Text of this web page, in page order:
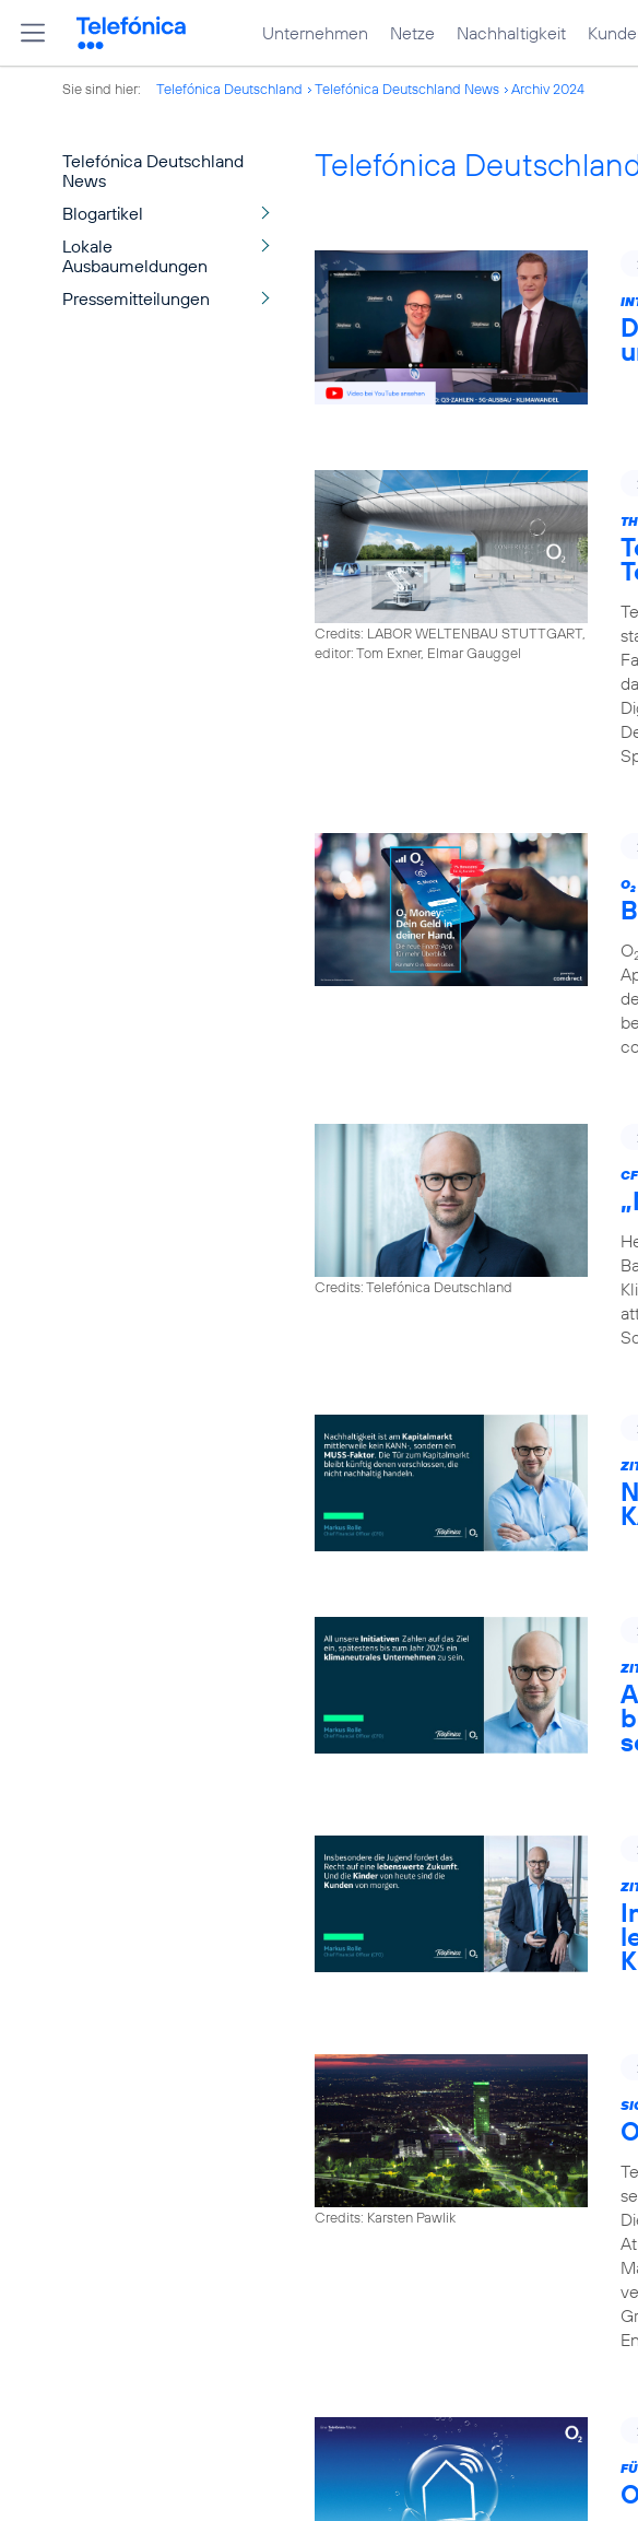
Unternehmen Netze Nachhaltigkeit
Sie sind hier: Telefónica Deutschland Telefónica Deutschland News Archiv 2024
Telefónica Deutschland
News
Blogartikel
Lokale
Ausbaumeldungen
Pressemitteilungen
Telefónica
Credits: LABOR WELTENBAU STUTTGART,
editor: Tom Exner, Elmar Gauggel
O2
O
Credits: Telefónica Deutschland
Credits: Karsten Pawlik